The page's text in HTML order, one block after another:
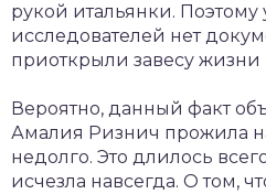
рукой итальянки.
исследователей нет
приоткрыли завесу жизни
Вероятно, данный факт
Амалия Ризнич прожила
недолго. Это длилось
исчезла навсегда. О том,